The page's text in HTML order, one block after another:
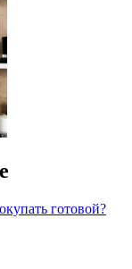
готовой?